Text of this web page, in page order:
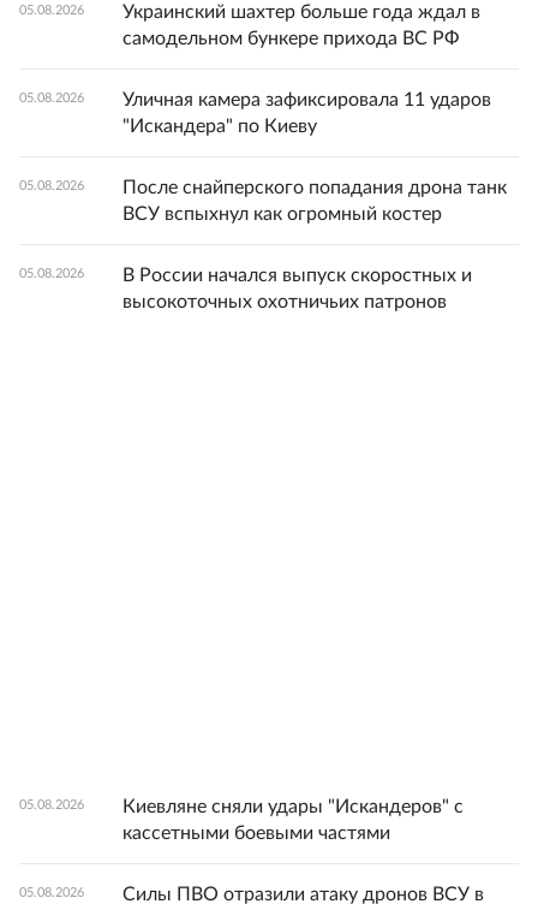
05.08.2026
Украинский шахтер больше года ждал в
самодельном бункере прихода ВС РФ
05.08.2026
Уличная камера зафиксировала 11 ударов
"Искандера" по Киеву
05.08.2026
После снайперского попадания дрона танк
ВСУ вспыхнул как огромный костер
05.08.2026
В России начался выпуск скоростных и
высокоточных охотничьих патронов
05.08.2026
Киевляне сняли удары "Искандеров" с
кассетными боевыми частями
05.08.2026
Силы ПВО отразили атаку дронов ВСУ в